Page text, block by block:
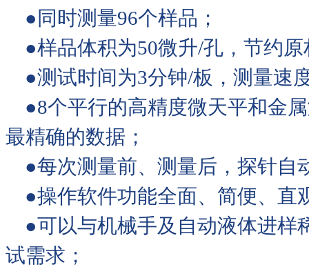
●同时测量96个样品；
●样品体积为50微升/孔，节约
●测试时间为3分钟/板，测量速
●8个平行的高精度微天平和金
最精确的数据；
●每次测量前、测量后，探针自
●操作软件功能全面、简便、直
●可以与机械手及自动液体进样
试需求；